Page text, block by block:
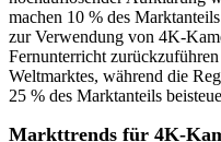
machen 10 % des
zur Verwendung von 4K-
Fernunterricht
Weltmarktes, während die
25 % des Marktanteils
Markttrends für 4K-